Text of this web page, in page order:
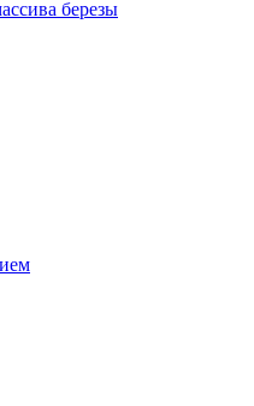
березы